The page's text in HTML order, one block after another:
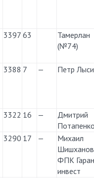
3397 63
Тамерлан
(№74)
3388 7 — Петр
3322 16 —
Дмитрий
3290 17 —
Михаил
ФПК
инвест